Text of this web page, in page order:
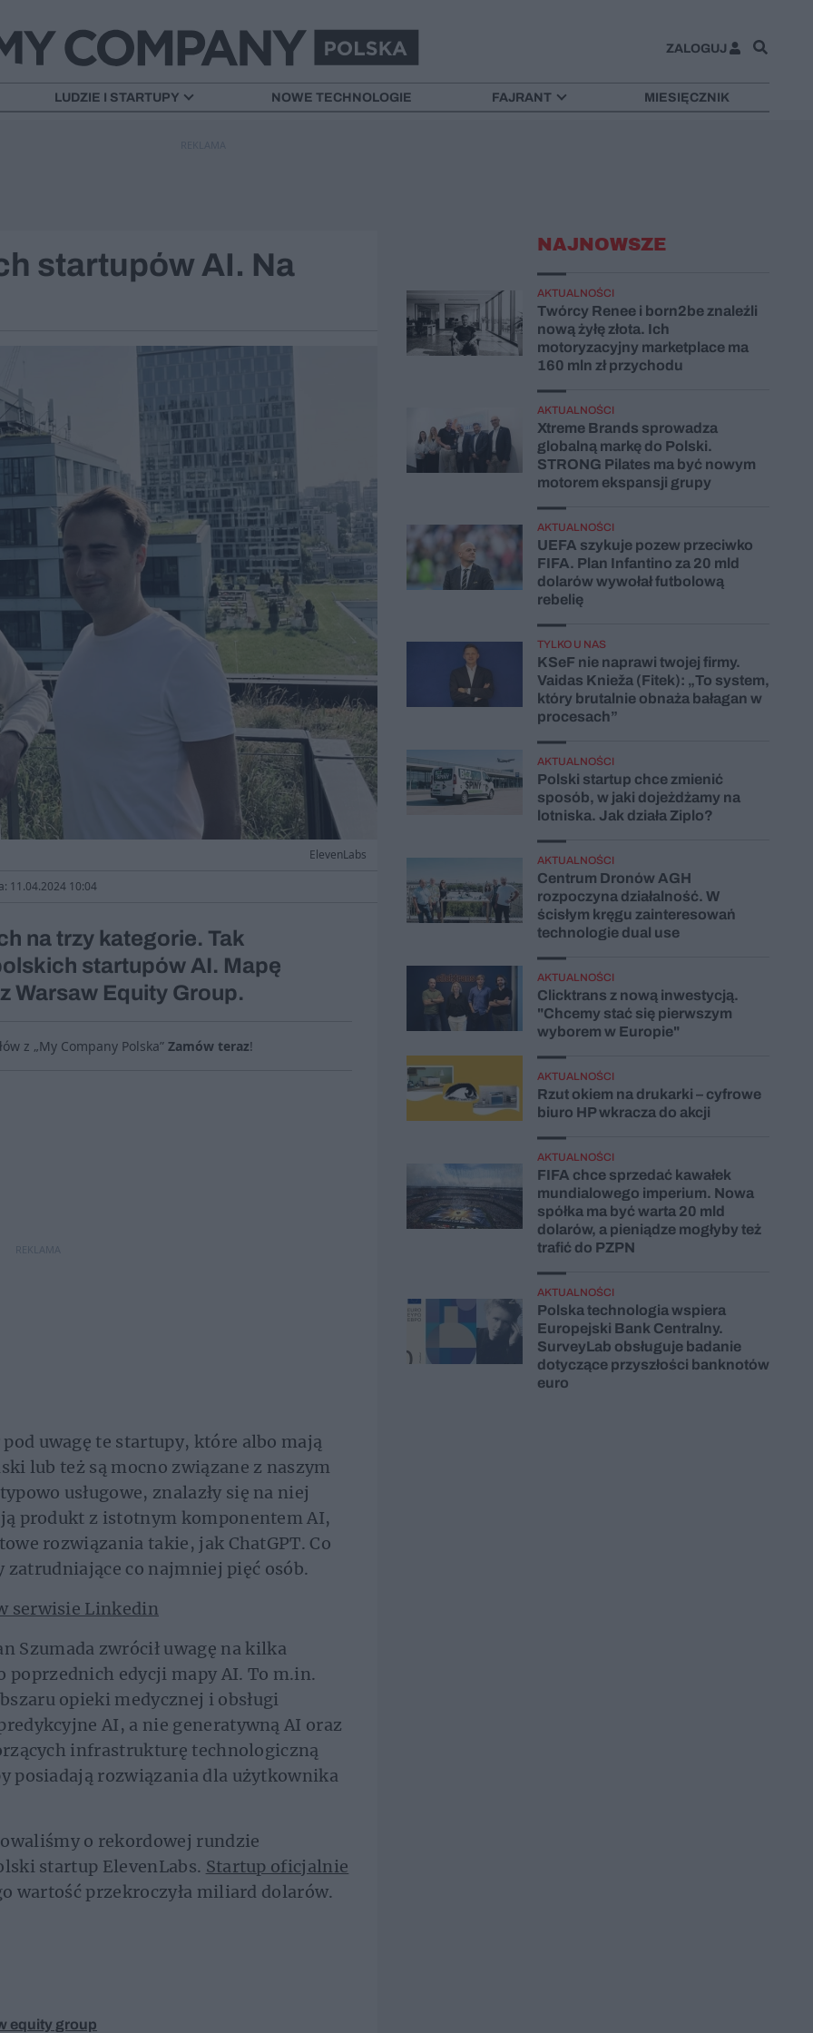
ZALOGUJ
LUDZIE I STARTUPY NOWE TECHNOLOGIE FAJRANT MIESIĘCZNIK
startupów AI. Na
ElevenLabs
11.04.2024 10:04
na trzy kategorie. Tak
startupów AI. Mapę
Warsaw Equity Group.
z „My Company Polska” Zamów teraz!
REKLAMA
uwagę te startupy, które albo mają
lub też są mocno związane z naszym
usługowe, znalazły się na niej
produkt z istotnym komponentem AI,
rozwiązania takie, jak ChatGPT. Co
co najmniej pięć osób.
serwisie Linkedin
Szumada zwrócił uwagę na kilka
poprzednich edycji mapy AI. To m.in.
opieki medycznej i obsługi
AI, a nie generatywną AI oraz
infrastrukturę technologiczną
posiadają rozwiązania dla użytkownika
o rekordowej rundzie
startup ElevenLabs. Startup oficjalnie
wartość przekroczyła miliard dolarów.
equity group
NAJNOWSZE
AKTUALNOŚCI
Twórcy Renee i born2be znaleźli
nową żyłę złota. Ich
motoryzacyjny marketplace ma
160 mln zł przychodu
AKTUALNOŚCI
Xtreme Brands sprowadza
globalną markę do Polski.
STRONG Pilates ma być nowym
motorem ekspansji grupy
AKTUALNOŚCI
UEFA szykuje pozew przeciwko
FIFA. Plan Infantino za 20 mld
dolarów wywołał futbolową
rebelię
TYLKO U NAS
KSeF nie naprawi twojej firmy.
Vaidas Knieža (Fitek): „To system,
który brutalnie obnaża bałagan w
procesach”
AKTUALNOŚCI
Polski startup chce zmienić
sposób, w jaki dojeżdżamy na
lotniska. Jak działa Ziplo?
AKTUALNOŚCI
Centrum Dronów AGH
rozpoczyna działalność. W
ścisłym kręgu zainteresowań
technologie dual use
AKTUALNOŚCI
Clicktrans z nową inwestycją.
"Chcemy stać się pierwszym
wyborem w Europie"
AKTUALNOŚCI
Rzut okiem na drukarki – cyfrowe
biuro HP wkracza do akcji
AKTUALNOŚCI
FIFA chce sprzedać kawałek
mundialowego imperium. Nowa
spółka ma być warta 20 mld
dolarów, a pieniądze mogłyby też
trafić do PZPN
AKTUALNOŚCI
Polska technologia wspiera
Europejski Bank Centralny.
SurveyLab obsługuje badanie
dotyczące przyszłości banknotów
euro